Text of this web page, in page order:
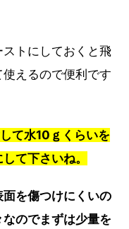
トにしておくと飛
えるので便利です
て水10ｇくらいを
て下さいね。
を傷つけにくいの
のでまずは少量を